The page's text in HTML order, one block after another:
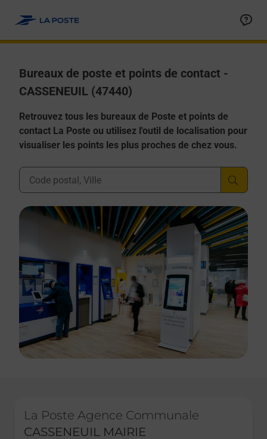
Bureaux de poste et points de contact -
CASSENEUIL (47440)
Retrouvez tous les bureaux de Poste et points de
contact La Poste ou utilisez l'outil de localisation pour
visualiser les points les plus proches de chez vous.
Ville, Département, Code Postal
La Poste Agence Communale
CASSENEUIL MAIRIE